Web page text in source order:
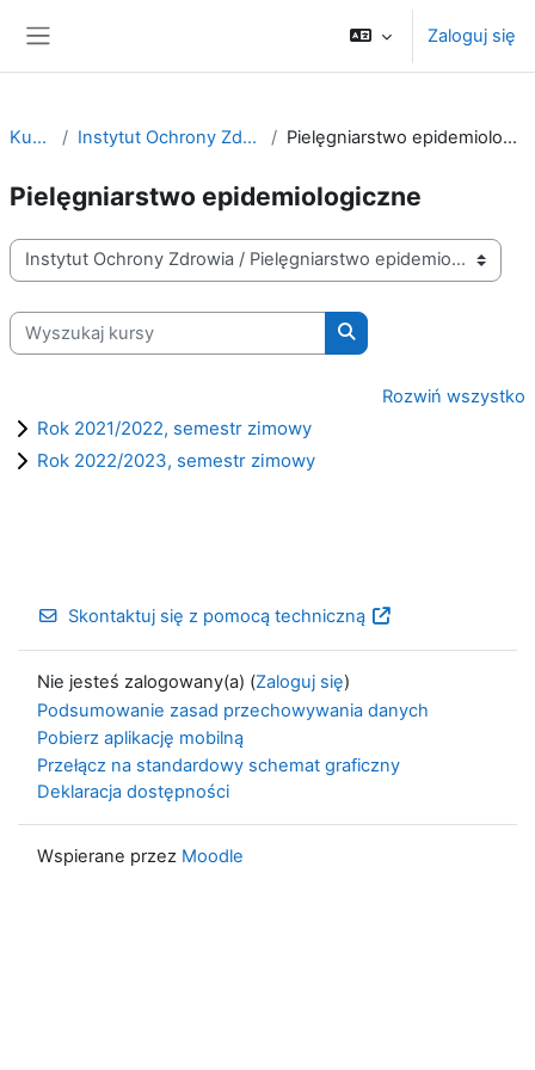
Zaloguj się
Kursy Instytut Ochrony Zdrowia Pielęgniarstwo epidemiologiczne
Pielęgniarstwo epidemiologiczne
Kategorie kursów
Wyszukaj kursy
Wyszukaj kursy
Rozwiń wszystko
Rok 2021/2022, semestr zimowy
Rok 2022/2023, semestr zimowy
Skontaktuj się z pomocą techniczną
Nie jesteś zalogowany(a) (Zaloguj się)
Podsumowanie zasad przechowywania danych
Pobierz aplikację mobilną
Przełącz na standardowy schemat graficzny
Deklaracja dostępności
Wspierane przez Moodle